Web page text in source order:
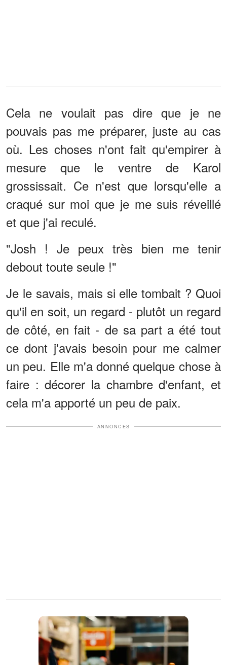
Cela ne voulait pas dire que je ne
pouvais pas me préparer, juste au cas
où. Les choses n'ont fait qu'empirer à
mesure que le ventre de Karol
grossissait. Ce n'est que lorsqu'elle a
craqué sur moi que je me suis réveillé
et que j'ai reculé.
"Josh ! Je peux très bien me tenir
debout toute seule !"
Je le savais, mais si elle tombait ? Quoi
qu'il en soit, un regard - plutôt un regard
de côté, en fait - de sa part a été tout
ce dont j'avais besoin pour me calmer
un peu. Elle m'a donné quelque chose à
faire : décorer la chambre d'enfant, et
cela m'a apporté un peu de paix.
ANNONCES